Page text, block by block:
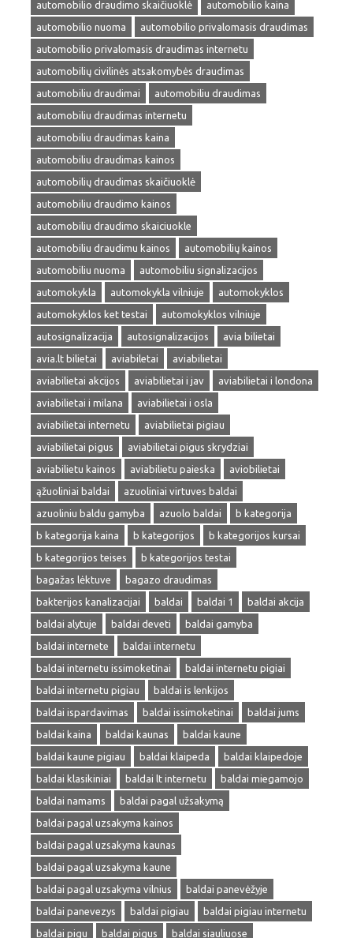
automobilio draudimo skaičiuoklė
automobilio kaina
automobilio nuoma
automobilio privalomasis draudimas
automobilio privalomasis draudimas internetu
automobilių civilinės atsakomybės draudimas
automobiliu draudimai
automobiliu draudimas
automobiliu draudimas internetu
automobiliu draudimas kaina
automobiliu draudimas kainos
automobilių draudimas skaičiuoklė
automobiliu draudimo kainos
automobiliu draudimo skaiciuokle
automobiliu draudimu kainos
automobilių kainos
automobiliu nuoma
automobiliu signalizacijos
automokykla
automokykla vilniuje
automokyklos
automokyklos ket testai
automokyklos vilniuje
autosignalizacija
autosignalizacijos
avia bilietai
avia.lt bilietai
aviabiletai
aviabilietai
aviabilietai akcijos
aviabilietai i jav
aviabilietai i londona
aviabilietai i milana
aviabilietai i osla
aviabilietai internetu
aviabilietai pigiau
aviabilietai pigus
aviabilietai pigus skrydziai
aviabilietu kainos
aviabilietu paieska
aviobilietai
ąžuoliniai baldai
azuoliniai virtuves baldai
azuoliniu baldu gamyba
azuolo baldai
b kategorija
b kategorija kaina
b kategorijos
b kategorijos kursai
b kategorijos teises
b kategorijos testai
bagažas lėktuve
bagazo draudimas
bakterijos kanalizacijai
baldai baldai 1
baldai akcija
baldai alytuje
baldai deveti
baldai gamyba
baldai internete
baldai internetu
baldai internetu issimoketinai
baldai internetu pigiai
baldai internetu pigiau
baldai is lenkijos
baldai ispardavimas
baldai issimoketinai
baldai jums
baldai kaina
baldai kaunas
baldai kaune
baldai kaune pigiau
baldai klaipeda
baldai klaipedoje
baldai klasikiniai
baldai lt internetu
baldai miegamojo
baldai namams
baldai pagal užsakymą
baldai pagal uzsakyma kainos
baldai pagal uzsakyma kaunas
baldai pagal uzsakyma kaune
baldai pagal uzsakyma vilnius
baldai panevėžyje
baldai panevezys
baldai pigiau
baldai pigiau internetu
baldai pigu
baldai pigus baldai siauliuose